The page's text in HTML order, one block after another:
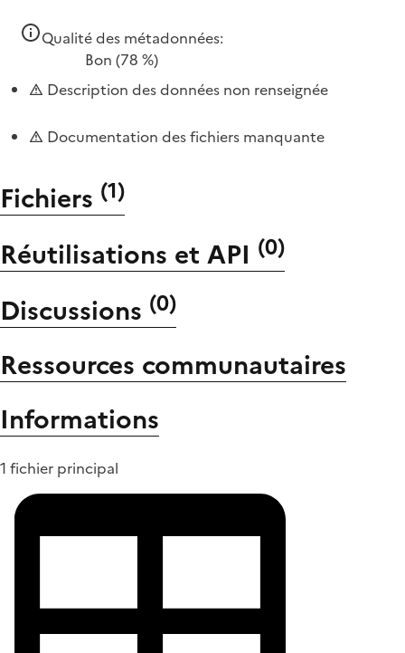
Qualité des métadonnées:
Bon (78 %)
Description des données non renseignée
Documentation des fichiers manquante
Fichiers (1)
Réutilisations et API (0)
Discussions (0)
Ressources communautaires
Informations
1 fichier principal